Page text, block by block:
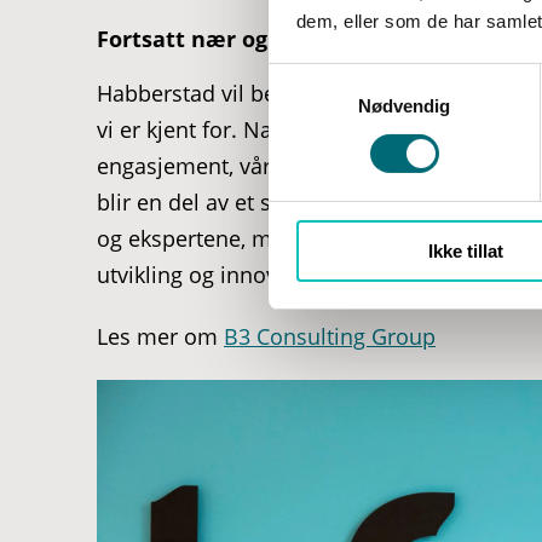
dem, eller som de har
Nødvendig
Ikke tillat
Fortsatt nær og personlig kontakt
Habberstad vil bevare sin unikhet og vi vil
vi er kjent for. Nære relasjoner og
engasjement, vår kultur og måte å jobbe
blir en del av et større konsern. Som
og ekspertene, men som en del av et
utvikling og innovasjon.
Les mer om B3 Consulting Group